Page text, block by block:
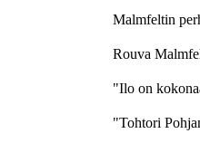
Malmfeltin
Rouva
"Ilo on
"Tohtori